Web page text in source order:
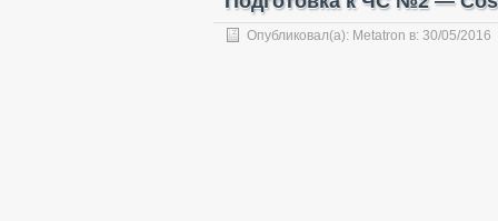
Опубликовал(а): Metatron в: 30/05/2016